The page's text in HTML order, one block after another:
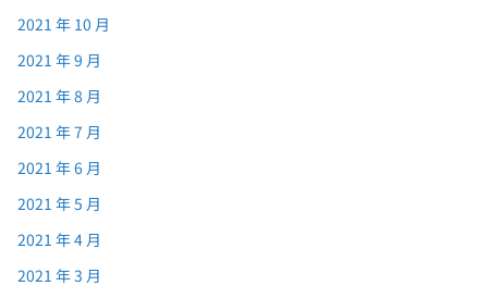
2021 年 10 月
2021 年 9 月
2021 年 8 月
2021 年 7 月
2021 年 6 月
2021 年 5 月
2021 年 4 月
2021 年 3 月